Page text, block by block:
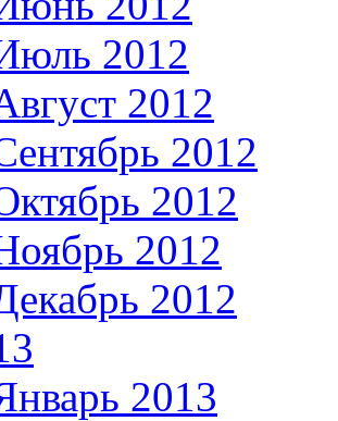
2012
2012
2012
2012
2012
2012
2013